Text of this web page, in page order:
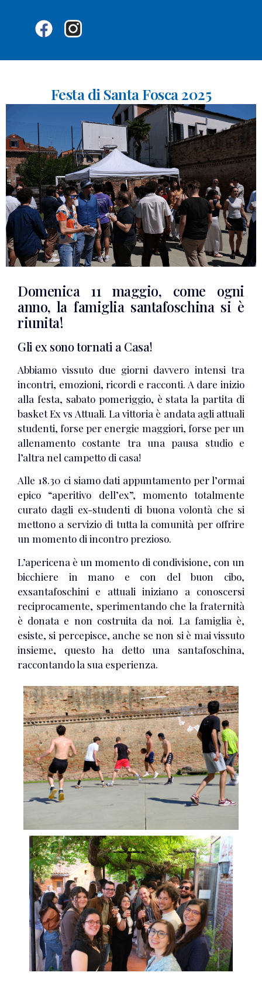
Festa di Santa Fosca 2025
Domenica 11 maggio, come ogni
anno, la famiglia santafoschina si è
riunita!
Gli ex sono tornati a Casa!
Abbiamo vissuto due giorni davvero intensi tra
incontri, emozioni, ricordi e racconti. A dare inizio
alla festa, sabato pomeriggio, è stata la partita di
basket Ex vs Attuali. La vittoria è andata agli attuali
studenti, forse per energie maggiori, forse per un
allenamento costante tra una pausa studio e
l’altra nel campetto di casa!
Alle 18.30 ci siamo dati appuntamento per l’ormai
epico “aperitivo dell’ex”, momento totalmente
curato dagli ex-studenti di buona volontà che si
mettono a servizio di tutta la comunità per offrire
un momento di incontro prezioso.
L’apericena è un momento di condivisione, con un
bicchiere in mano e con del buon cibo,
exsantafoschini e attuali iniziano a conoscersi
reciprocamente, sperimentando che la fraternità
è donata e non costruita da noi. La famiglia è,
esiste, si percepisce, anche se non si è mai vissuto
insieme, questo ha detto una santafoschina,
raccontando la sua esperienza.